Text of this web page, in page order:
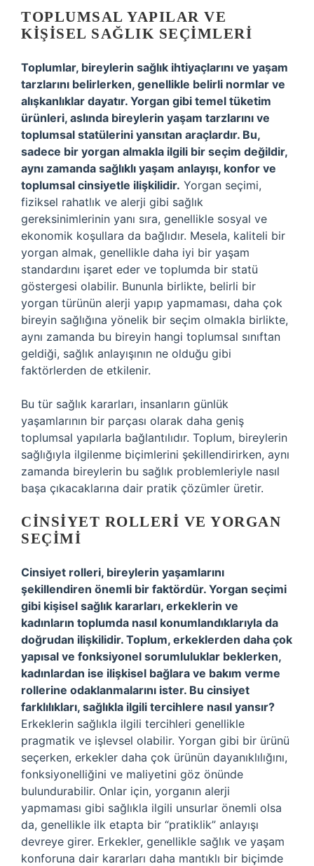
TOPLUMSAL YAPILAR VE
KIŞISEL SAĞLIK SEÇIMLERI
Toplumlar, bireylerin sağlık ihtiyaçlarını ve yaşam
tarzlarını belirlerken, genellikle belirli normlar ve
alışkanlıklar dayatır. Yorgan gibi temel tüketim
ürünleri, aslında bireylerin yaşam tarzlarını ve
toplumsal statülerini yansıtan araçlardır. Bu,
sadece bir yorgan almakla ilgili bir seçim değildir,
aynı zamanda sağlıklı yaşam anlayışı, konfor ve
toplumsal cinsiyetle ilişkilidir. Yorgan seçimi,
fiziksel rahatlık ve alerji gibi sağlık
gereksinimlerinin yanı sıra, genellikle sosyal ve
ekonomik koşullara da bağlıdır. Mesela, kaliteli bir
yorgan almak, genellikle daha iyi bir yaşam
standardını işaret eder ve toplumda bir statü
göstergesi olabilir. Bununla birlikte, belirli bir
yorgan türünün alerji yapıp yapmaması, daha çok
bireyin sağlığına yönelik bir seçim olmakla birlikte,
aynı zamanda bu bireyin hangi toplumsal sınıftan
geldiği, sağlık anlayışının ne olduğu gibi
faktörlerden de etkilenir.
Bu tür sağlık kararları, insanların günlük
yaşamlarının bir parçası olarak daha geniş
toplumsal yapılarla bağlantılıdır. Toplum, bireylerin
sağlığıyla ilgilenme biçimlerini şekillendirirken, aynı
zamanda bireylerin bu sağlık problemleriyle nasıl
başa çıkacaklarına dair pratik çözümler üretir.
CINSIYET ROLLERI VE YORGAN
SEÇIMI
Cinsiyet rolleri, bireylerin yaşamlarını
şekillendiren önemli bir faktördür. Yorgan seçimi
gibi kişisel sağlık kararları, erkeklerin ve
kadınların toplumda nasıl konumlandıklarıyla da
doğrudan ilişkilidir. Toplum, erkeklerden daha çok
yapısal ve fonksiyonel sorumluluklar beklerken,
kadınlardan ise ilişkisel bağlara ve bakım verme
rollerine odaklanmalarını ister. Bu cinsiyet
farklılıkları, sağlıkla ilgili tercihlere nasıl yansır?
Erkeklerin sağlıkla ilgili tercihleri genellikle
pragmatik ve işlevsel olabilir. Yorgan gibi bir ürünü
seçerken, erkekler daha çok ürünün dayanıklılığını,
fonksiyonelliğini ve maliyetini göz önünde
bulundurabilir. Onlar için, yorganın alerji
yapmaması gibi sağlıkla ilgili unsurlar önemli olsa
da, genellikle ilk etapta bir “pratiklik” anlayışı
devreye girer. Erkekler, genellikle sağlık ve yaşam
konforuna dair kararları daha mantıklı bir biçimde